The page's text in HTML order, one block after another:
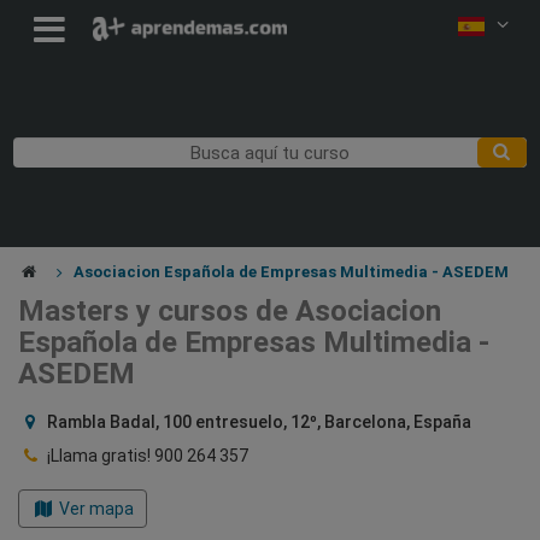
Asociacion Española de Empresas Multimedia - ASEDEM
Masters y cursos de Asociacion
Española de Empresas Multimedia -
ASEDEM
Rambla Badal, 100 entresuelo, 12º, Barcelona, España
¡Llama gratis! 900 264 357
Ver mapa